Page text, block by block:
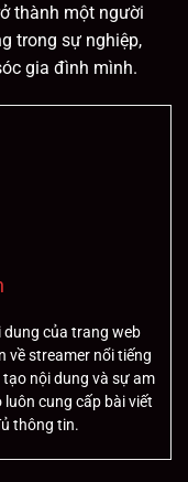
thành một người
trong sự nghiệp,
gia đình mình.
dung của trang web
về streamer nổi tiếng
tạo nội dung và sự am
luôn cung cấp bài viết
thông tin.